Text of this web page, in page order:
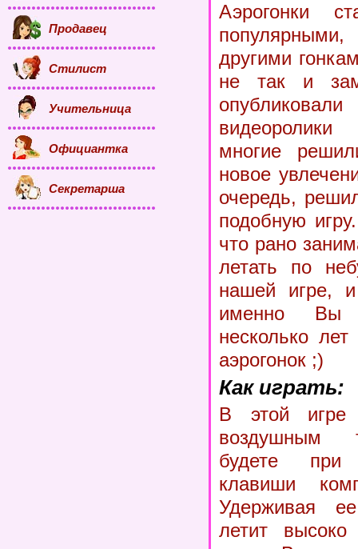
Аэрогонки
другими
не так и
многие
новое
очередь,
подобную
что рано
летать по
нашей игре,
именно Вы
несколько
аэрогонок ;)
Как играть:
В этой игре
воздушным
будете
клавиши
Удерживая
летит
Продавец
Стилист
Учительница
Официантка
Секретарша